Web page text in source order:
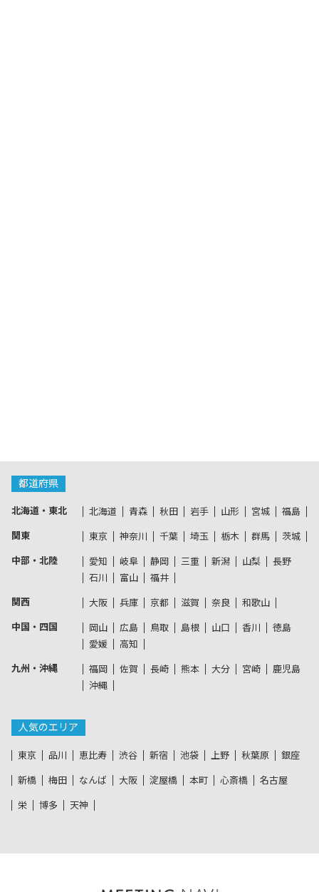
都道府県
北海道・東北 北海道 青森 秋田 岩手 山形 宮城 福島
関東 東京 神奈川 千葉 埼玉 栃木 群馬 茨城
中部・北陸 愛知 岐阜 静岡 三重 新潟 山梨
長野
石川
富山 福井
関西 大阪 兵庫 京都 滋賀 奈良 和歌山
中国・四国 岡山 広島 鳥取 島根 山口 香川
徳島
愛媛
高知
九州・沖縄 福岡 佐賀 長崎 熊本 大分 宮崎
鹿児島
沖縄
人気のエリア
東京 品川 恵比寿 渋谷 新宿 池袋 上野 秋葉原 銀座
新橋 梅田 なんば 大阪 淀屋橋 本町 心斎橋 名古屋
栄 博多 天神